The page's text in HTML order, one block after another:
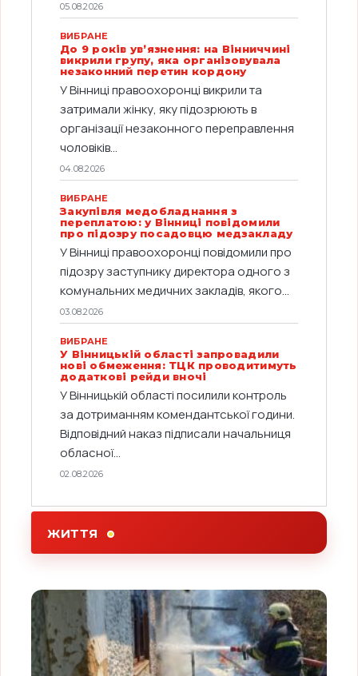
05.08.2026
ВИБРАНЕ
До 9 років ув’язнення: на Вінниччині
викрили групу, яка організовувала
незаконний перетин кордону
У Вінниці правоохоронці викрили та
затримали жінку, яку підозрюють в
організації незаконного переправлення
чоловіків...
04.08.2026
ВИБРАНЕ
Закупівля медобладнання з
переплатою: у Вінниці повідомили
про підозру посадовцю медзакладу
У Вінниці правоохоронці повідомили про
підозру заступнику директора одного з
комунальних медичних закладів, якого...
03.08.2026
ВИБРАНЕ
У Вінницькій області запровадили
нові обмеження: ТЦК проводитимуть
додаткові рейди вночі
У Вінницькій області посилили контроль
за дотриманням комендантської години.
Відповідний наказ підписали начальниця
обласної...
02.08.2026
ЖИТТЯ